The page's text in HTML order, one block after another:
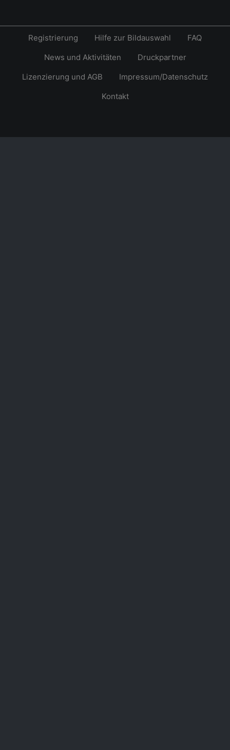
Registrierung Hilfe zur Bildauswahl
FAQ
News und Aktivitäten
Druckpartner
Lizenzierung und AGB
Impressum/Datenschutz
Kontakt